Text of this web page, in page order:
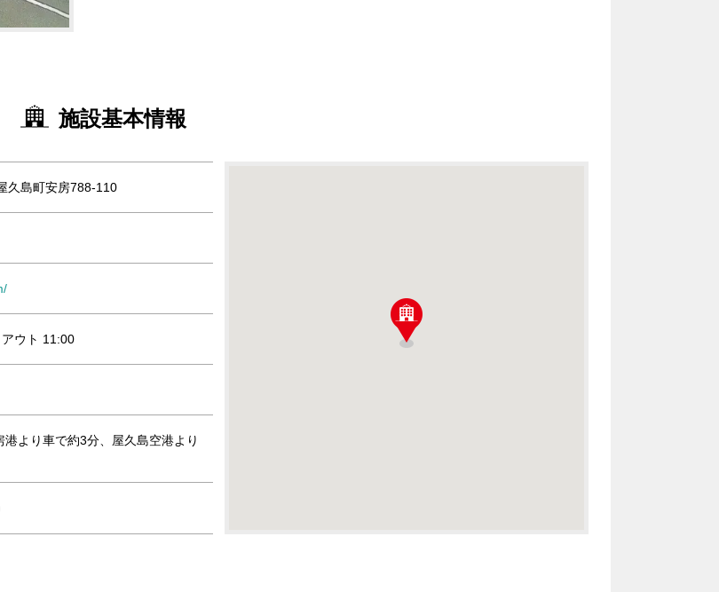
施設基本情報
久島町安房788-110
ウト 11:00
より車で約3分、屋久島空港より